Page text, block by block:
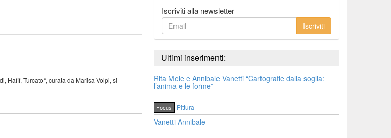
Hafif, Turcato“, curata da Marisa Volpi, si
Iscriviti alla newsletter
Iscriviti
Ultimi inserimenti:
Rita Mele e Annibale Vanetti “Cartografie dalla soglia:
l’anima e le forme”
Focus Pittura
Vanetti Annibale